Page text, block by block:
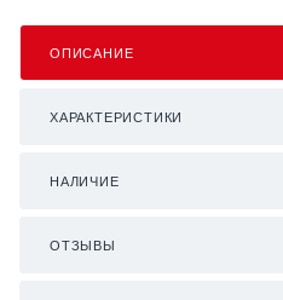
ОПИСАНИЕ
ХАРАКТЕРИСТИКИ
НАЛИЧИЕ
ОТЗЫВЫ